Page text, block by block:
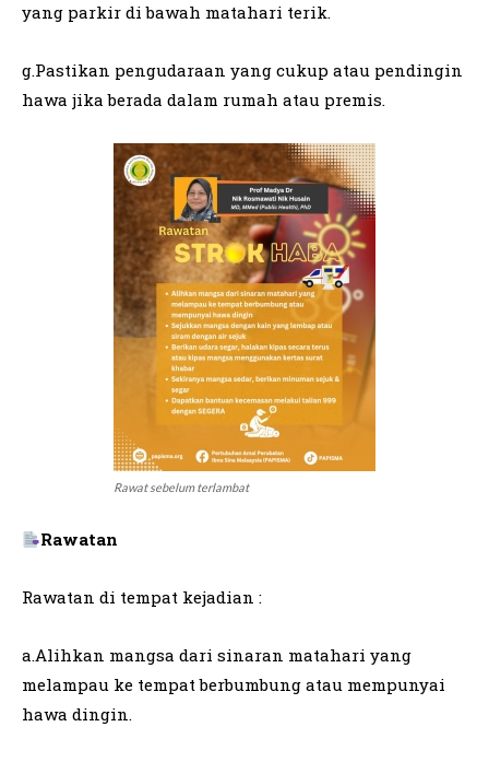
yang parkir di bawah matahari terik.
g.Pastikan pengudaraan yang cukup atau pendingin
hawa jika berada dalam rumah atau premis.
Rawat sebelum terlambat
Rawatan
Rawatan di tempat kejadian :
a.Alihkan mangsa dari sinaran matahari yang
melampau ke tempat berbumbung atau mempunyai
hawa dingin.